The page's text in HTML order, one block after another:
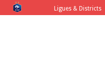
Ligues & Districts